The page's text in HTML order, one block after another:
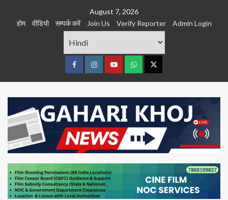
August 7, 2026
होम
वीडियो सम्पर्क करें Join Us Verify Reporter Admin Login
FacebookInstagramyoutubeWhatsTwitter